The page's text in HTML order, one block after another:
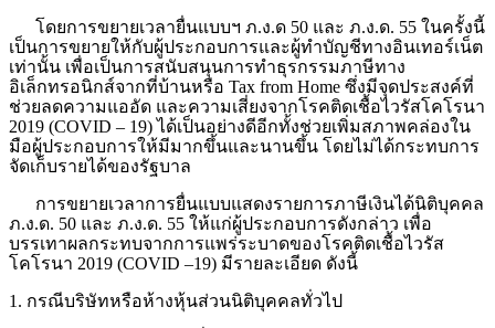
โดยการขยายเวลายื่นแบบฯ ภ.ง.ด 50 และ ภ.ง.ด. 55 ในครั้งนี้
เป็นการขยายให้กับผู้ประกอบการและผู้ทำบัญชีทางอินเทอร์เน็ต
เท่านั้น เพื่อเป็นการสนับสนุนการทำธุรกรรมภาษีทาง
อิเล็กทรอนิกส์จากที่บ้านหรือ Tax from Home ซึ่งมีจุดประสงค์ที่
ช่วยลดความแออัด และความเสี่ยงจากโรคติดเชื้อไวรัสโคโรนา
2019 (COVID – 19) ได้เป็นอย่างดีอีกทั้งช่วยเพิ่มสภาพคล่องใน
มือผู้ประกอบการให้มีมากขึ้นและนานขึ้น โดยไม่ได้กระทบการ
จัดเก็บรายได้ของรัฐบาล
การขยายเวลาการยื่นแบบแสดงรายการภาษีเงินได้นิติบุคคล
ภ.ง.ด. 50 และ ภ.ง.ด. 55 ให้แก่ผู้ประกอบการดังกล่าว เพื่อ
บรรเทาผลกระทบจากการแพร่ระบาดของโรคติดเชื้อไวรัส
โคโรนา 2019 (COVID –19) มีรายละเอียด ดังนี้
1. กรณีบริษัทหรือห้างหุ้นส่วนนิติบุคคลทั่วไป